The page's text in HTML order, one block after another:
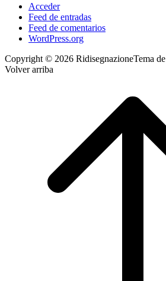
Acceder
Feed de entradas
Feed de comentarios
WordPress.org
Copyright © 2026 RidisegnazioneTema de
Volver arriba